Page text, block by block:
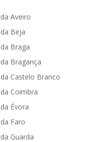
Aveiro
Beja
Braga
Bragança
Castelo Branco
Coimbra
Évora
Faro
Guarda